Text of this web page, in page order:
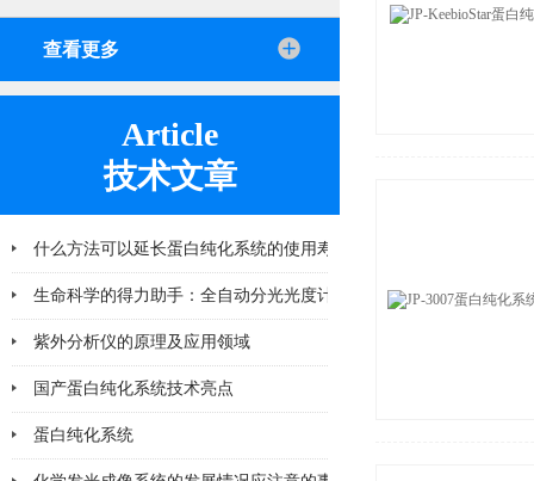
查看更多
Article
技术文章
什么方法可以延长蛋白纯化系统的使用寿命
2026-06-25 生命科学的得力助手：全自
紫外分析仪的原理及应用领域
国产蛋白纯化系统技术亮点
蛋白纯化系统